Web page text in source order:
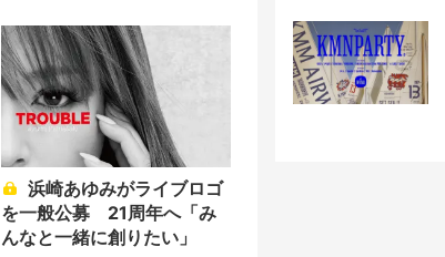
を一般公募 21周年へ「み
んなと一緒に創りたい」